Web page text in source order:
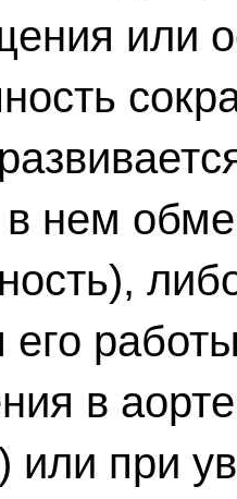
или
нем
его
в
или при